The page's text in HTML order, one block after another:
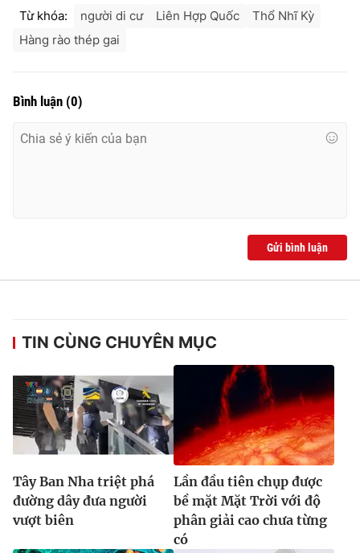
Cơ quan báo chí:Thời báo VTV
Liên hệ quảng cáo:024-7300.7108
Từ khóa: người di cư Liên Hợp Quốc
Thổ Nhĩ Kỳ
Hàng rào thép gai
Bình luận (0)
Gửi bình luận
TIN CÙNG CHUYÊN MỤC
Tây Ban Nha triệt phá
đường dây đưa người
vượt biên
Lần đầu tiên chụp được
bề mặt Mặt Trời với độ
phân giải cao chưa từng
có